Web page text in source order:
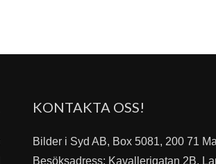
KONTAKTA OSS!
Bilder i Syd AB, Box 5081, 200 71
Besöksadress: Kavallerigatan 2B,